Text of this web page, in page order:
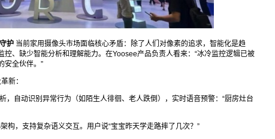
护 当前家用摄像头市场面临核心矛盾：除了人们对像素的追求，智能化是趋
、缺少智能分析和理解能力。在Yoosee产品负责人看来：“冰冷监控逻辑已被
安全伙伴。”
新：
，自动识别异常行为（如陌生人徘徊、老人跌倒），实时语音预警：“厨房灶台
构，支持复杂语义交互。用户说“宝宝昨天学走路摔了几次？”